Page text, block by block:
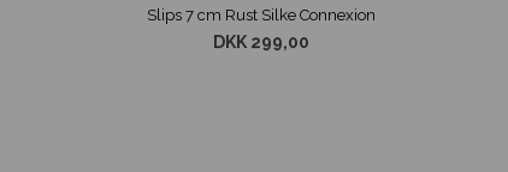
Slips 7 cm Rust Silke Connexion
DKK 299,00